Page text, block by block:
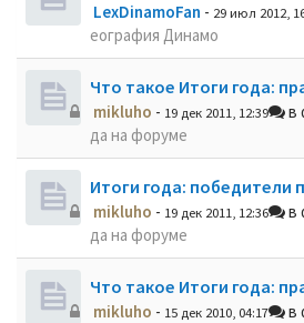
LexDinamoFan - 29 июл 2012,
еография Динамо
Что такое Итоги года:
mikluho - 19 дек 2011, 12:39 в
да на форуме
Итоги года: победители
mikluho - 19 дек 2011, 12:36 в
да на форуме
Что такое Итоги года:
mikluho - 15 дек 2010, 04:17 в